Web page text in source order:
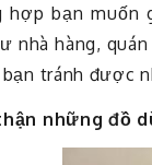
hợp bạn muốn
nhà hàng,
tránh được
những đồ